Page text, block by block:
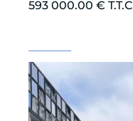
593 000.00 € T.T.C